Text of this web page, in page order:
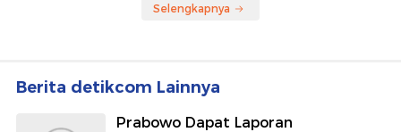
Selengkapnya
Berita detikcom Lainnya
Prabowo Dapat Laporan